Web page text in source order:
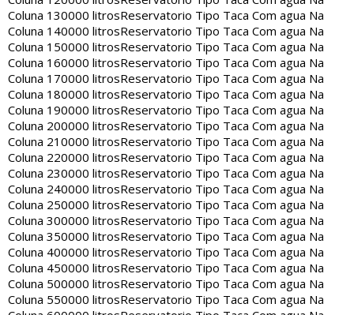
Coluna 130000 litrosReservatorio Tipo Taca Com agua Na
Coluna 140000 litrosReservatorio Tipo Taca Com agua Na
Coluna 150000 litrosReservatorio Tipo Taca Com agua Na
Coluna 160000 litrosReservatorio Tipo Taca Com agua Na
Coluna 170000 litrosReservatorio Tipo Taca Com agua Na
Coluna 180000 litrosReservatorio Tipo Taca Com agua Na
Coluna 190000 litrosReservatorio Tipo Taca Com agua Na
Coluna 200000 litrosReservatorio Tipo Taca Com agua Na
Coluna 210000 litrosReservatorio Tipo Taca Com agua Na
Coluna 220000 litrosReservatorio Tipo Taca Com agua Na
Coluna 230000 litrosReservatorio Tipo Taca Com agua Na
Coluna 240000 litrosReservatorio Tipo Taca Com agua Na
Coluna 250000 litrosReservatorio Tipo Taca Com agua Na
Coluna 300000 litrosReservatorio Tipo Taca Com agua Na
Coluna 350000 litrosReservatorio Tipo Taca Com agua Na
Coluna 400000 litrosReservatorio Tipo Taca Com agua Na
Coluna 450000 litrosReservatorio Tipo Taca Com agua Na
Coluna 500000 litrosReservatorio Tipo Taca Com agua Na
Coluna 550000 litrosReservatorio Tipo Taca Com agua Na